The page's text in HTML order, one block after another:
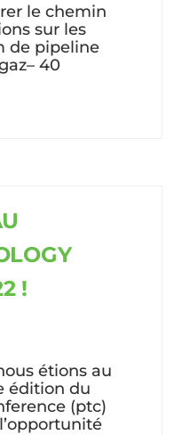
le chemin
sur les
de pipeline
40
!
étions au
édition du
(ptc)